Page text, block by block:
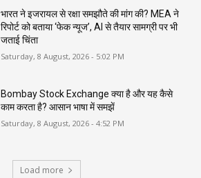
भारत ने इजरायल से रक्षा समझौते की मांग की? MEA ने
रिपोर्ट को बताया ‘फेक न्यूज’, AI से तैयार सामग्री पर भी
जताई चिंता
Saturday, 8 August, 2026 - 5:02 PM
Bombay Stock Exchange क्या है और यह कैसे
काम करता है? आसान भाषा में समझें
Saturday, 8 August, 2026 - 4:52 PM
Load more